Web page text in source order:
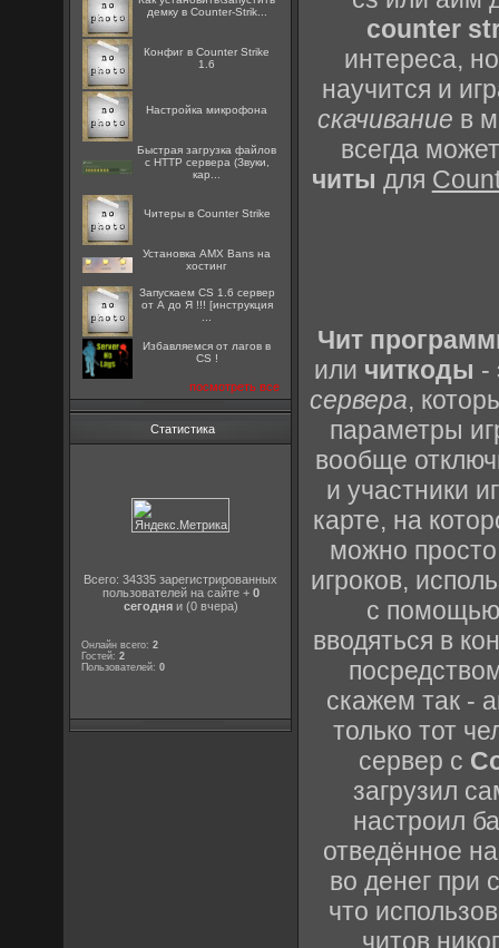
демку в Counter-Strik...
Конфиг в Counter Strike
1.6
Настройка микрофона
Быстрая загрузка файлов
с HTTP сервера (Звуки,
кар...
Читеры в Counter Strike
Установка AMX Bans на
хостинг
Запускаем CS 1.6 сервер
от А до Я !!! [инструкция
Избавляемся от лагов в
CS !
посмотреть все
Статистика
Всего: 34335 зарегистрированных
пользователей на сайте + 0
сегодняи (0 вчера)
Онлайн всего:2
Гостей:2
Пользователей:0
counter
интереса,
научится и
скачивание в
всегда
читы для
Чит
или читкоды -
сервера,
параметры
вообще
и участники
карте, на
можно просто
игроков,
с
вводяться в
скажем так -
только тот
сервер с
загрузил
настроил
отведённое
во денег при
что
читов